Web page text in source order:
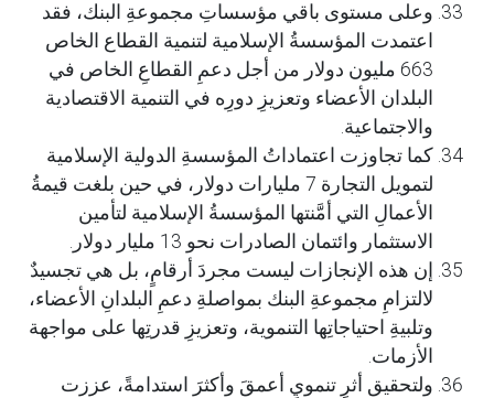
وعلى مستوى باقي مؤسساتِ مجموعةِ البنك، فقد
اعتمدت المؤسسةُ الإسلامية لتنمية القطاع الخاص
663 مليون دولار من أجل دعمِ القطاعِ الخاص في
البلدان الأعضاء وتعزيزِ دورِه في التنمية الاقتصادية
والاجتماعية.
كما تجاوزت اعتماداتُ المؤسسةِ الدولية الإسلامية
لتمويل التجارة 7 مليارات دولار، في حين بلغت قيمةُ
الأعمالِ التي أمَّنتها المؤسسةُ الإسلامية لتأمين
الاستثمار وائتمان الصادرات نحو 13 مليار دولار.
إن هذه الإنجازات ليست مجردَ أرقامٍ، بل هي تجسيدٌ
لالتزامِ مجموعةِ البنك بمواصلةِ دعمِ البلدانِ الأعضاء،
وتلبيةِ احتياجاتِها التنموية، وتعزيزِ قدرتِها على مواجهة
الأزمات.
ولتحقيق أثرٍ تنمويٍ أعمقَ وأكثرَ استدامةً، عززت